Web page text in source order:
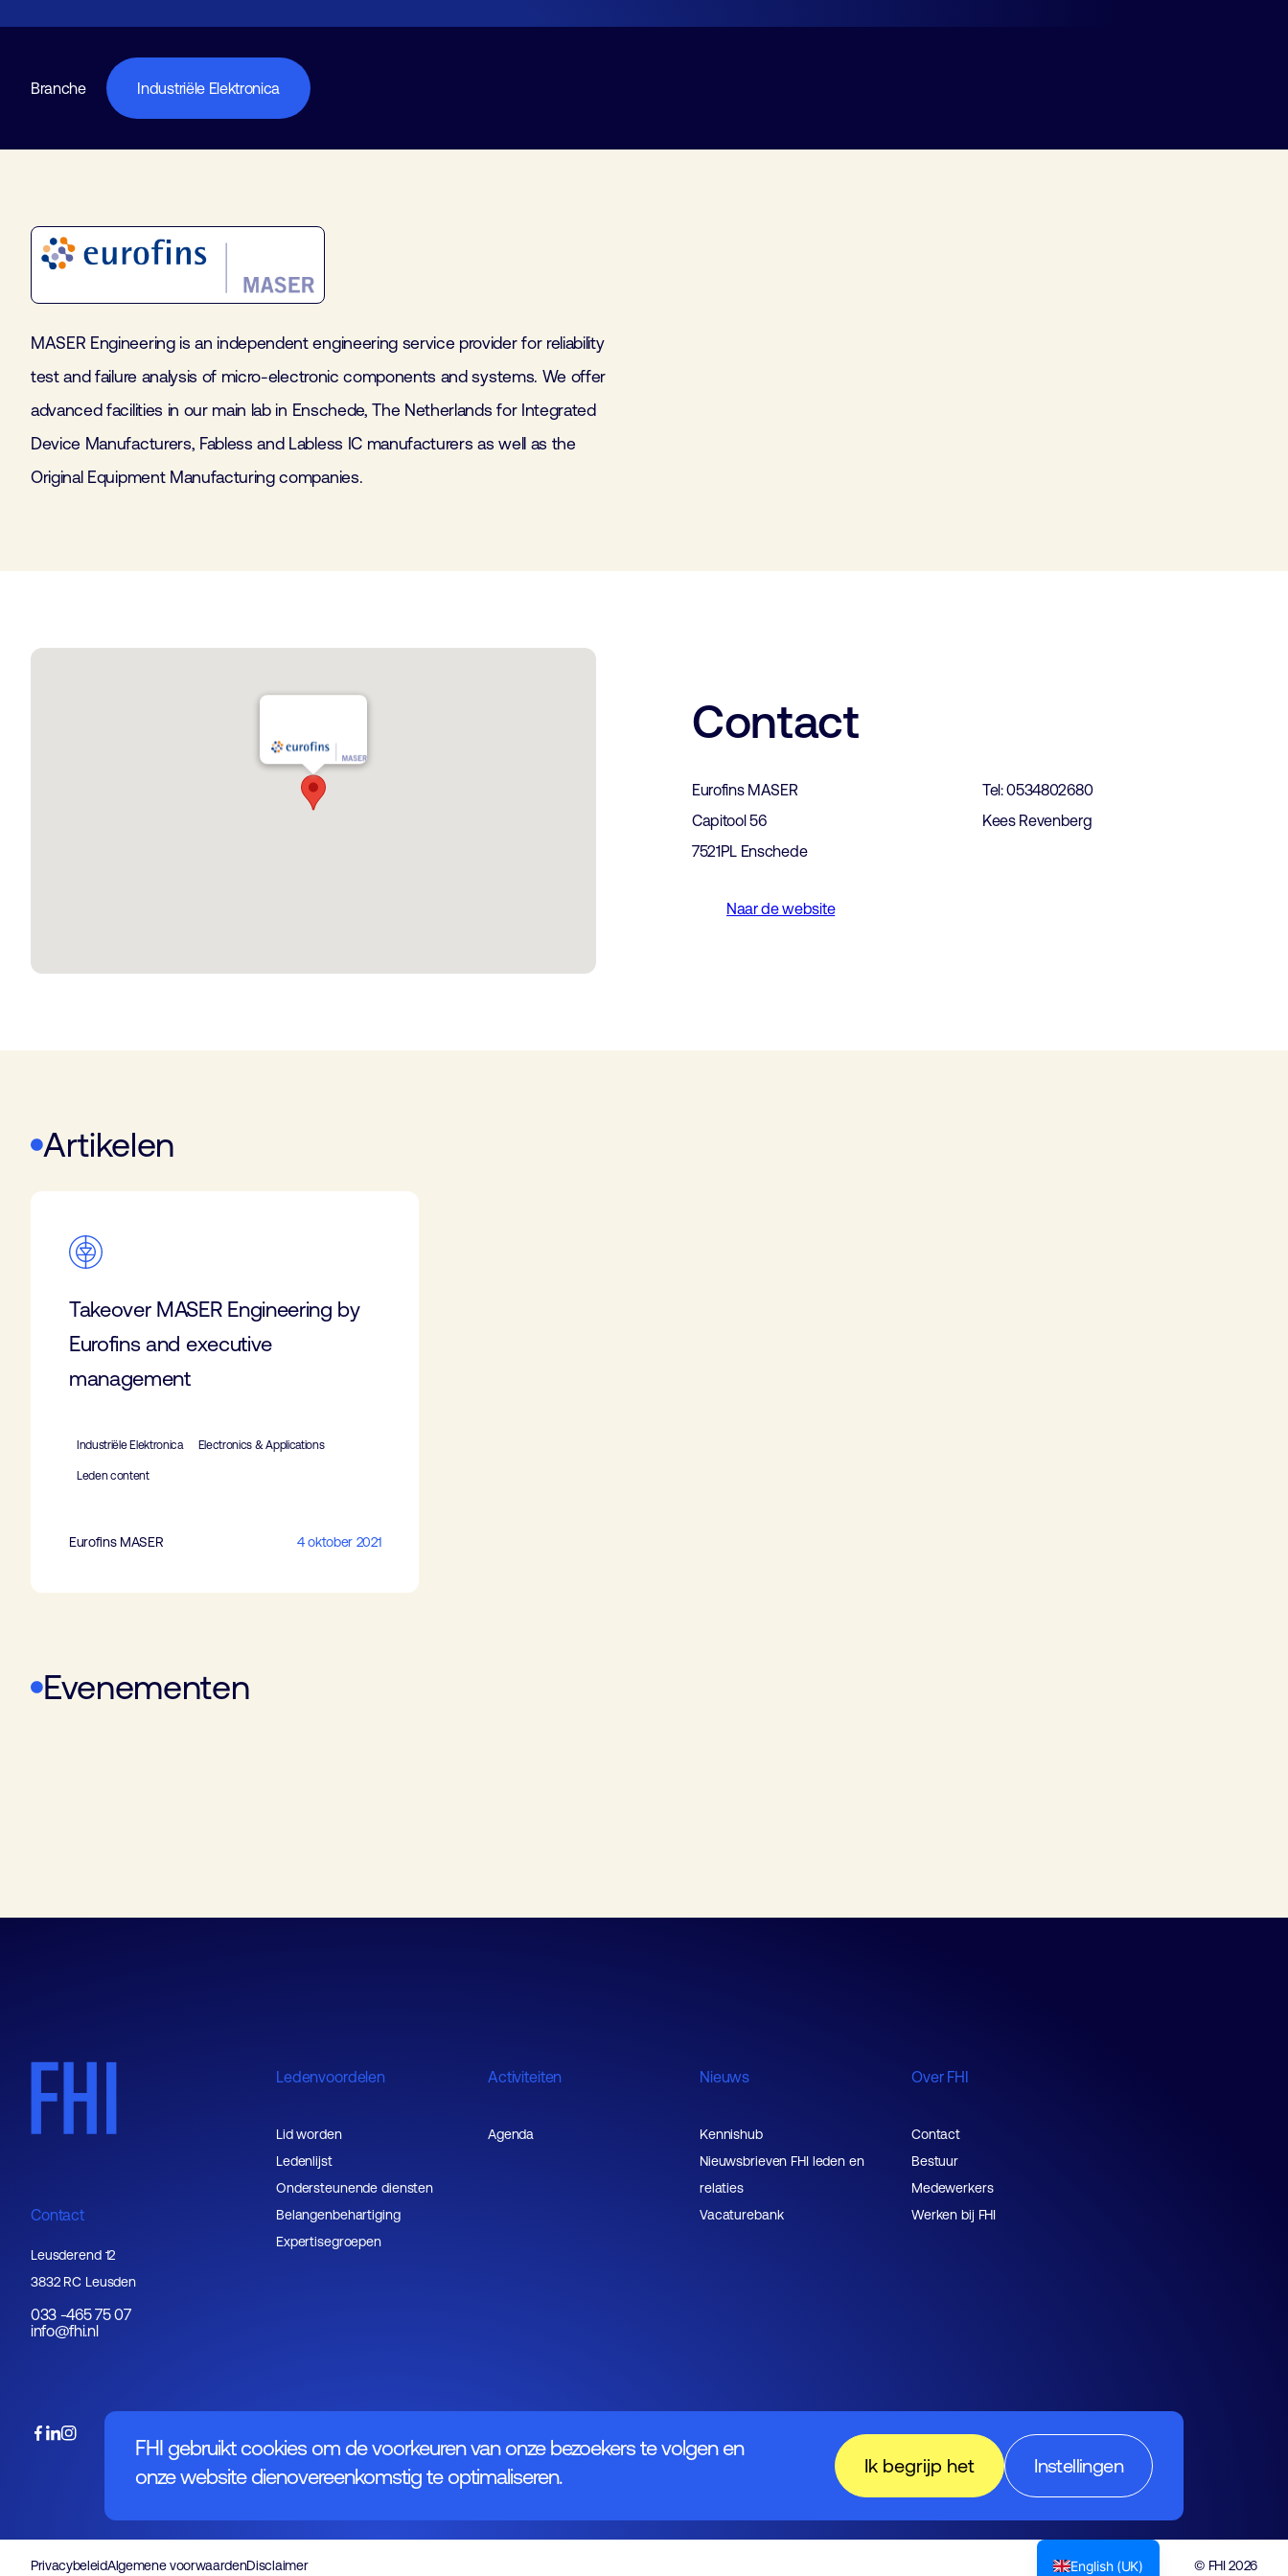
FHI gebruikt cookies om de voorkeuren van onze bezoekers te volgen en
onze website dienovereenkomstig te optimaliseren.
Instellingen
Ik begrijp het
Branche Industriële Elektronica
MASER Engineering is an independent engineering service provider for reliability
test and failure analysis of micro-electronic components and systems. We offer
advanced facilities in our main lab in Enschede, The Netherlands for Integrated
Device Manufacturers, Fabless and Labless IC manufacturers as well as the
Original Equipment Manufacturing companies.
Contact
Eurofins MASER
Capitool 56
7521PL Enschede
Tel: 0534802680
Kees Revenberg
Naar de website
Artikelen
Takeover MASER Engineering by
Eurofins and executive
management
Industriële Elektronica Electronics & Applications
Leden content
Eurofins MASER 4 oktober 2021
Evenementen
Electronics & Applications
Contact
Leusderend 12
3832 RC Leusden
033 -465 75 07
info@fhi.nl
Ledenvoordelen
Lid worden
Ledenlijst
Ondersteunende diensten
Belangenbehartiging
Expertisegroepen
Activiteiten
Agenda
Nieuws
Kennishub
Nieuwsbrieven FHI leden en
relaties
Vacaturebank
Over FHI
Contact
Bestuur
Medewerkers
Werken bij FHI
PrivacybeleidAlgemene voorwaardenDisclaimer © FHI 2026
English (UK)